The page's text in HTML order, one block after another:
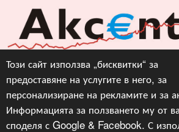
Този сайт използва „бисквитки“ за
предоставяне на услугите в него, за
персонализиране на рекламите и за
Информацията за ползването му от
споделя с Google & Facebook. С
Акцент БГ ЕООД
info@akcent.bg
Facebook